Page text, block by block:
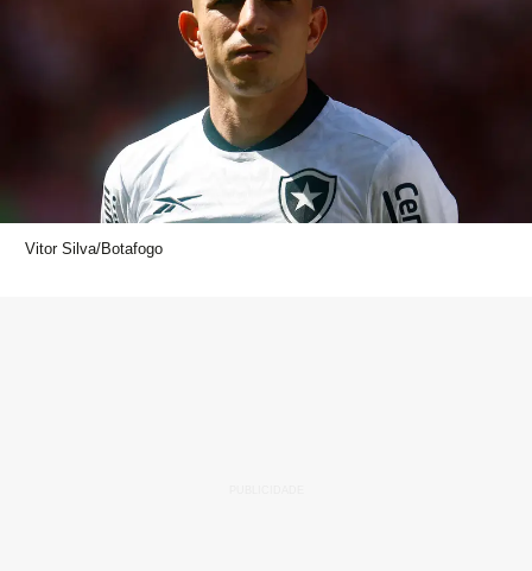
Vitor Silva/Botafogo